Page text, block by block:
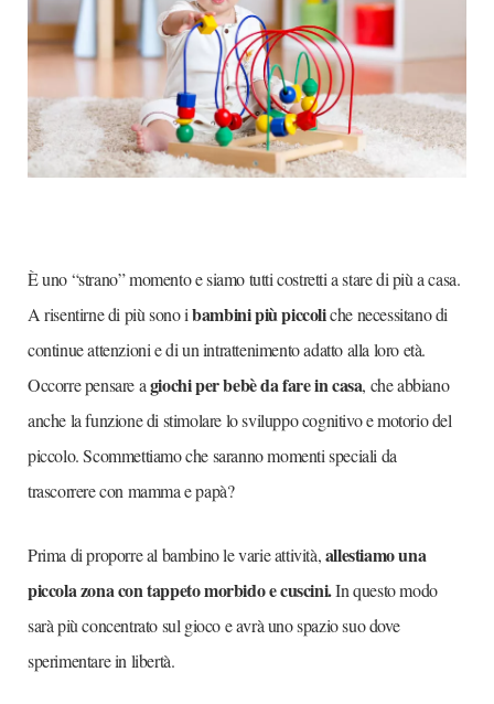
È uno “strano” momento e siamo tutti costretti a stare di più a casa.
A risentirne di più sono ibambini più piccoliche necessitano di
continue attenzioni e di un intrattenimento adatto alla loro età.
Occorre pensare agiochi per bebè da fare in casa, che abbiano
anche la funzione di stimolare lo sviluppo cognitivo e motorio del
piccolo. Scommettiamo che saranno momenti speciali da
trascorrere con mamma e papà?
Prima di proporre al bambino le varie attività,allestiamo una
piccola zona con tappeto morbido e cuscini.In questo modo
sarà più concentrato sul gioco e avrà uno spazio suo dove
sperimentare in libertà.